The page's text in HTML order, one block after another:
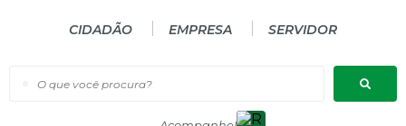
O que você procura?
CIDADÃO EMPRESA SERVIDOR